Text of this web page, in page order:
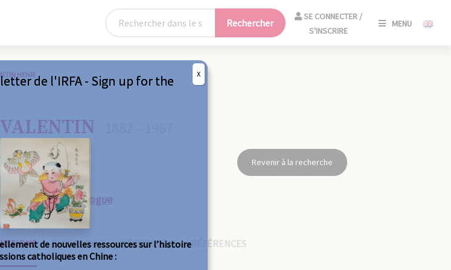
Rechercher
SE CONNECTER /
S'INSCRIRE
MENU
HENRI
2909
:Consulter le catalogue
Revenir à la recherche
BIOGRAPHIE NÉCROLOGIE RÉFÉRENCES
de l'IRFA - Sign up for the
de nouvelles ressources sur l’histoire
catholiques en Chine :
X